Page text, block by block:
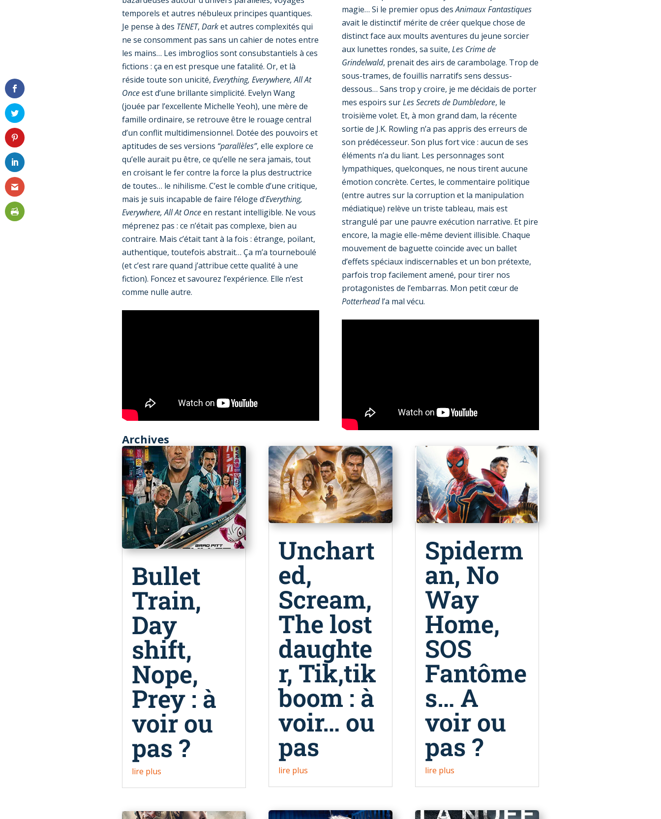
temporels et autres nébuleux principes quantiques.
Je pense à des TENET, Darket autres complexités qui
ne se consomment pas sans un cahier de notes entre
les mains… Les imbroglios sont consubstantiels à ces
fictions : ça en est presque une fatalité. Or, et là
réside toute son unicité, Everything, Everywhere, All At
Onceest d’une brillante simplicité. Evelyn Wang
(jouée par l’excellente Michelle Yeoh), une mère de
famille ordinaire, se retrouve être le rouage central
d’un conflit multidimensionnel. Dotée des pouvoirs et
aptitudes de ses versions “parallèles”, elle explore ce
qu’elle aurait pu être, ce qu’elle ne sera jamais, tout
en croisant le fer contre la force la plus destructrice
de toutes… le nihilisme. C’est le comble d’une critique,
mais je suis incapable de faire l’éloge d’Everything,
Everywhere, All At Onceen restant intelligible. Ne vous
méprenez pas : ce n’était pas complexe, bien au
contraire. Mais c’était tant à la fois : étrange, poilant,
authentique, toutefois abstrait… Ça m’a tourneboulé
(et c’est rare quand j’attribue cette qualité à une
fiction). Foncez et savourez l’expérience. Elle n’est
comme nulle autre.
magie… Si le premier opus desAnimaux Fantastiques
avait le distinctif mérite de créer quelque chose de
distinct face aux moults aventures du jeune sorcier
aux lunettes rondes, sa suite,Les Crime de
Grindelwald, prenait des airs de carambolage. Trop de
sous-trames, de fouillis narratifs sens dessus-
dessous… Sans trop y croire, je me décidais de porter
mes espoirs surLes Secrets de Dumbledore, le
troisième volet. Et, à mon grand dam, la récente
sortie de J.K. Rowling n’a pas appris des erreurs de
son prédécesseur. Son plus fort vice : aucun de ses
éléments n’a du liant. Les personnages sont
lympathiques, quelconques, ne nous tirent aucune
émotion concrète. Certes, le commentaire politique
(entre autres sur la corruption et la manipulation
médiatique) relève un triste tableau, mais est
strangulé par une pauvre exécution narrative. Et pire
encore, la magie elle-même devient illisible. Chaque
mouvement de baguette coïncide avec un ballet
d’effets spéciaux indiscernables et un bon prétexte,
parfois trop facilement amené, pour tirer nos
protagonistes de l’embarras. Mon petit cœur de
Potterheadl’a mal vécu.
Archives
Bullet
Train,
Day
shift,
Nope,
Prey : à
voir ou
pas ?
lire plus
Unchart
ed,
Scream,
The lost
daughte
r, Tik,tik
boom : à
voir… ou
pas
lire plus
Spiderm
an, No
Way
Home,
SOS
Fantôme
s… A
voir ou
pas ?
lire plus